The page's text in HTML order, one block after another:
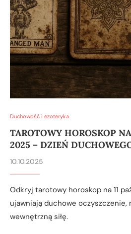
Duchowość i ezoteryka
TAROTOWY HOROSKOP
2025 – DZIEŃ
10.10.2025
Odkryj tarotowy horoskop na 11
ujawniają duchowe oczyszczenie,
wewnętrzną siłę.